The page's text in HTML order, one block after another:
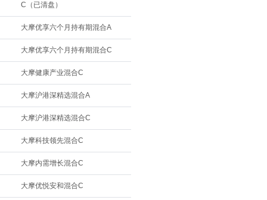
C（已清盘）
大摩优享六个月持有期混合A
大摩优享六个月持有期混合C
大摩健康产业混合C
大摩沪港深精选混合A
大摩沪港深精选混合C
大摩科技领先混合C
大摩内需增长混合C
大摩优悦安和混合C